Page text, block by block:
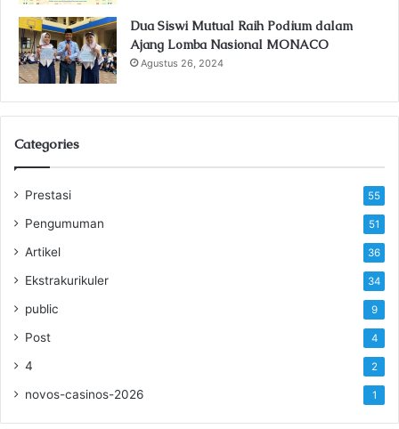
Dua Siswi Mutual Raih Podium dalam
Ajang Lomba Nasional MONACO
Agustus 26, 2024
Categories
Prestasi 55
Pengumuman 51
Artikel 36
Ekstrakurikuler 34
public 9
Post 4
4 2
novos-casinos-2026 1